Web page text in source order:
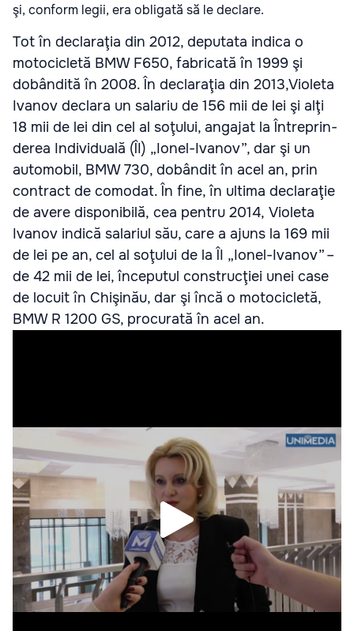
şi, con­form legii, era obli­gată să le declare.
Tot în decla­ra­ţia din 2012, depu­tata indica o
moto­ci­cletă BMW F650, fabri­cată în 1999 şi
dobân­dită în 2008. În decla­ra­ţia din 2013,Vio­leta
Iva­nov declara un sala­riu de 156 mii de lei şi alţi
18 mii de lei din cel al soţu­lui, anga­jat la Între­prin­
de­rea Indi­vi­du­ală (ÎI) „Ionel-Ivanov”, dar şi un
auto­mo­bil, BMW 730, dobân­dit în acel an, prin
con­tract de como­dat. În fine, în ultima decla­ra­ţie
de avere dis­po­ni­bilă, cea pen­tru 2014, Vio­leta
Iva­nov indică sala­riul său, care a ajuns la 169 mii
de lei pe an, cel al soţu­lui de la ÎI „Ionel-Ivanov” –
de 42 mii de lei, înce­pu­tul con­stru­cţiei unei case
de locuit în Chi­şi­nău, dar şi încă o moto­ci­cletă,
BMW R 1200 GS, pro­cu­rată în acel an.